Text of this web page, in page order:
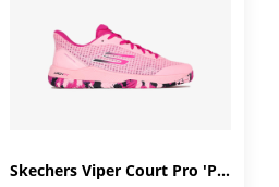
Skechers Viper Court Pro 'Pink' 172069-PNK